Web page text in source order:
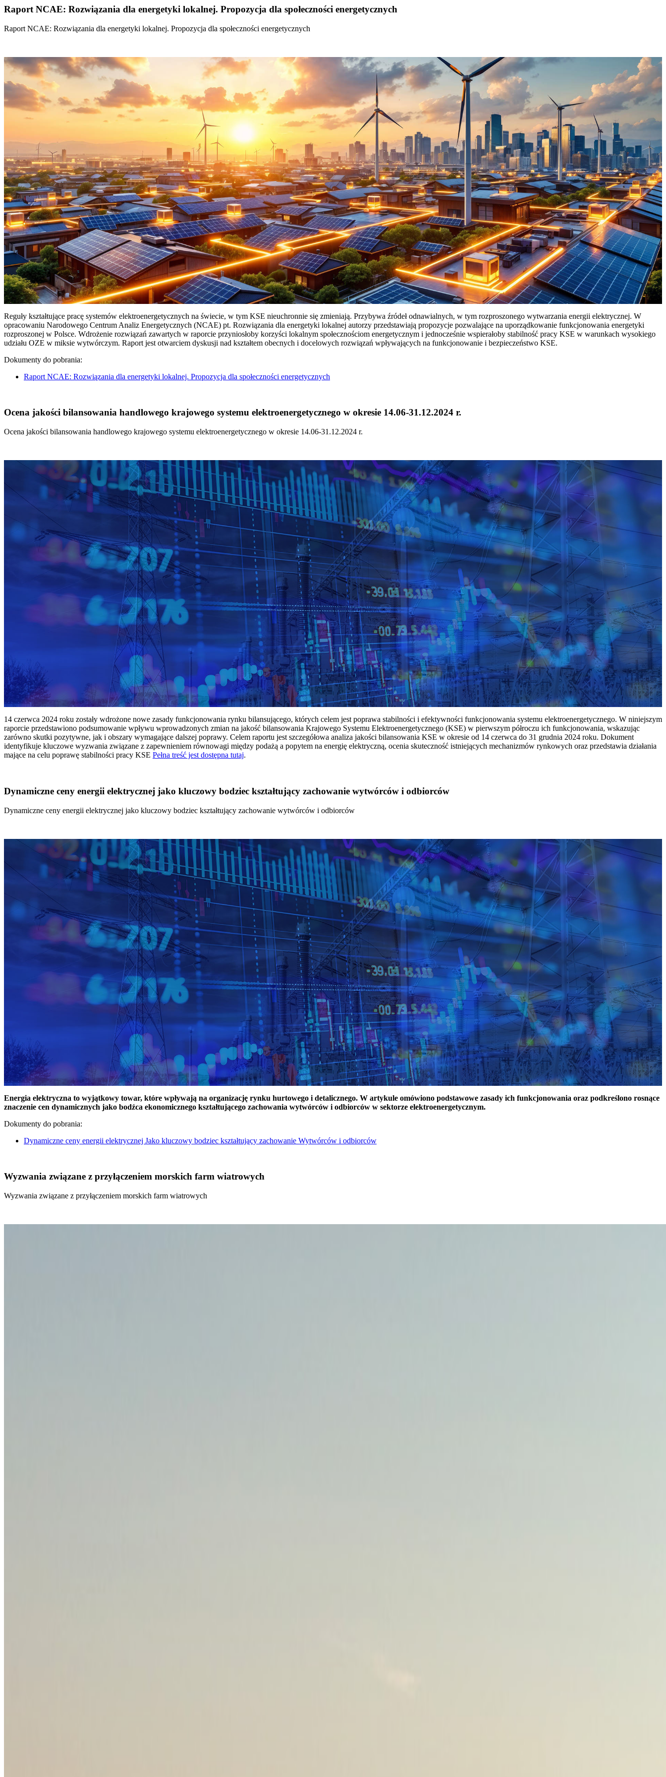
Raport NCAE: Rozwiązania dla energetyki lokalnej. Propozycja dla społeczności energetycznych
Raport NCAE: Rozwiązania dla energetyki lokalnej. Propozycja dla społeczności energetycznych
Reguły kształtujące pracę systemów elektroenergetycznych na świecie, w tym KSE nieuchronnie się zmieniają. Przybywa źródeł odnawialnych, w tym rozproszonego wytwarzania energii elektrycznej. W
opracowaniu Narodowego Centrum Analiz Energetycznych (NCAE) pt. Rozwiązania dla energetyki lokalnej autorzy przedstawiają propozycje pozwalające na uporządkowanie funkcjonowania energetyki
rozproszonej w Polsce. Wdrożenie rozwiązań zawartych w raporcie przyniosłoby korzyści lokalnym społecznościom energetycznym i jednocześnie wspierałoby stabilność pracy KSE w warunkach wysokiego
udziału OZE w miksie wytwórczym. Raport jest otwarciem dyskusji nad kształtem obecnych i docelowych rozwiązań wpływających na funkcjonowanie i bezpieczeństwo KSE.
Dokumenty do pobrania:
Raport NCAE: Rozwiązania dla energetyki lokalnej. Propozycja dla społeczności energetycznych
Ocena jakości bilansowania handlowego krajowego systemu elektroenergetycznego w okresie 14.06-31.12.2024 r.
Ocena jakości bilansowania handlowego krajowego systemu elektroenergetycznego w okresie 14.06-31.12.2024 r.
14 czerwca 2024 roku zostały wdrożone nowe zasady funkcjonowania rynku bilansującego, których celem jest poprawa stabilności i efektywności funkcjonowania systemu elektroenergetycznego. W niniejszym
raporcie przedstawiono podsumowanie wpływu wprowadzonych zmian na jakość bilansowania Krajowego Systemu Elektroenergetycznego (KSE) w pierwszym półroczu ich funkcjonowania, wskazując
zarówno skutki pozytywne, jak i obszary wymagające dalszej poprawy. Celem raportu jest szczegółowa analiza jakości bilansowania KSE w okresie od 14 czerwca do 31 grudnia 2024 roku. Dokument
identyfikuje kluczowe wyzwania związane z zapewnieniem równowagi między podażą a popytem na energię elektryczną, ocenia skuteczność istniejących mechanizmów rynkowych oraz przedstawia działania
mające na celu poprawę stabilności pracy KSE Pełna treść jest dostępna tutaj.
Dynamiczne ceny energii elektrycznej jako kluczowy bodziec kształtujący zachowanie wytwórców i odbiorców
Dynamiczne ceny energii elektrycznej jako kluczowy bodziec kształtujący zachowanie wytwórców i odbiorców
Energia elektryczna to wyjątkowy towar, które wpływają na organizację rynku hurtowego i detalicznego. W artykule omówiono podstawowe zasady ich funkcjonowania oraz podkreślono rosnące
znaczenie cen dynamicznych jako bodźca ekonomicznego kształtującego zachowania wytwórców i odbiorców w sektorze elektroenergetycznym.
Dokumenty do pobrania:
Dynamiczne ceny energii elektrycznej Jako kluczowy bodziec kształtujący zachowanie Wytwórców i odbiorców
Wyzwania związane z przyłączeniem morskich farm wiatrowych
Wyzwania związane z przyłączeniem morskich farm wiatrowych